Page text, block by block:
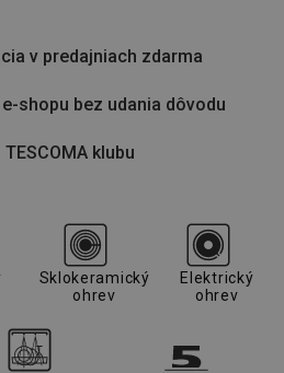
v predajniach zdarma
shopu bez udania dôvodu
klubu
Sklokeramický
ohrev
Elektrický
ohrev